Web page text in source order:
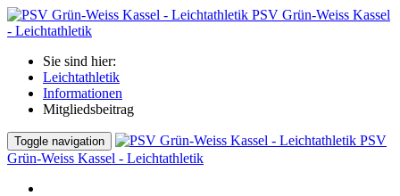
PSV Grün-Weiss Kassel
- Leichtathletik
Sie sind hier:
Leichtathletik
Informationen
Mitgliedsbeitrag
Toggle navigation
PSV
Grün-Weiss Kassel - Leichtathletik